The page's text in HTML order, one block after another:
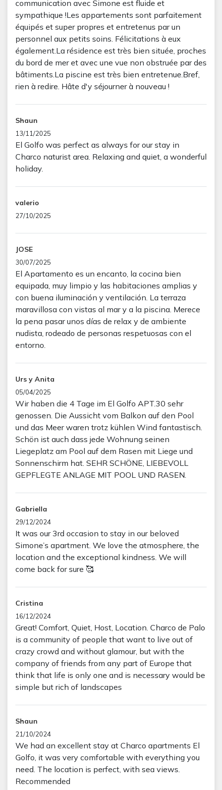
communication avec Simone est fluide et
sympathique !Les appartements sont parfaitement
équipés et super propres et entretenus par un
personnel aux petits soins. Félicitations à eux
également.La résidence est très bien située, proches
du bord de mer et avec une vue non obstruée par des
bâtiments.La piscine est très bien entretenue.Bref,
rien à redire. Hâte d'y séjourner à nouveau !
Shaun
13/11/2025
El Golfo was perfect as always for our stay in
Charco naturist area. Relaxing and quiet, a wonderful
holiday.
valerio
27/10/2025
JOSE
30/07/2025
El Apartamento es un encanto, la cocina bien
equipada, muy limpio y las habitaciones amplias y
con buena iluminación y ventilación. La terraza
maravillosa con vistas al mar y a la piscina. Merece
la pena pasar unos días de relax y de ambiente
nudista, rodeado de personas respetuosas con el
entorno.
Urs y Anita
05/04/2025
Wir haben die 4 Tage im El Golfo APT.30 sehr
genossen. Die Aussicht vom Balkon auf den Pool
und das Meer waren trotz kühlen Wind fantastisch.
Schön ist auch dass jede Wohnung seinen
Liegeplatz am Pool auf dem Rasen mit Liege und
Sonnenschirm hat. SEHR SCHÖNE, LIEBEVOLL
GEPFLEGTE ANLAGE MIT POOL UND RASEN.
Gabriella
29/12/2024
It was our 3rd occasion to stay in our beloved
Simone’s apartment. We love the atmosphere, the
location and the exceptional kindness. We will
come back for sure 🥰
Cristina
16/12/2024
Great! Comfort, Quiet, Host, Location. Charco de Palo
is a community of people that want to live out of
crazy crowd and without glamour, but with the
company of friends from any part of Europe that
think that life is only one and is necessary would be
simple but rich of landscapes
Shaun
21/10/2024
We had an excellent stay at Charco apartments El
Golfo, it was very comfortable with everything you
need. The location is perfect, with sea views.
Recommended